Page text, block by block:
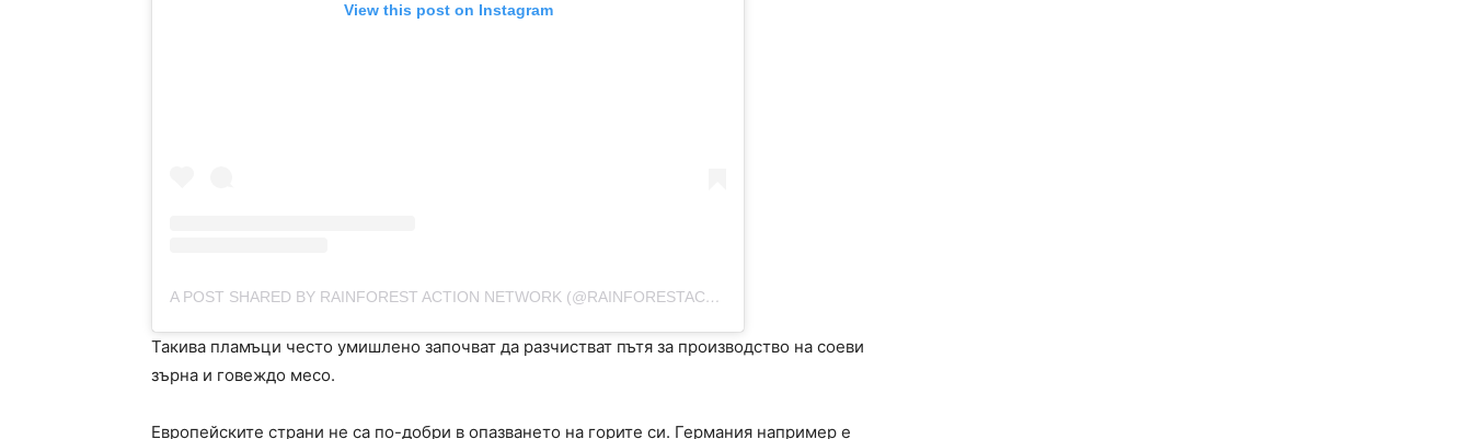
View this post on Instagram
A POST SHARED BY RAINFOREST ACTION NETWORK (@RAINFORESTACTIONNETWORK)
Такива пламъци често умишлено започват да разчистват пътя за производство на соеви
зърна и говеждо месо.
Европейските страни не са по-добри в опазването на горите си. Германия например е